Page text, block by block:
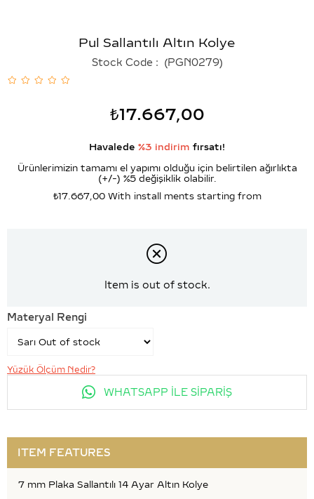
Pul Sallantılı Altın Kolye
Stock Code (PGN0279)
₺17.667,00
Havalede %3 indirim fırsatı!
Ürünlerimizin tamamı el yapımı olduğu için belirtilen ağırlıkta
(+/-) %5 değişiklik olabilir.
₺17.667,00 With install ments starting from
Item is out of stock.
Materyal Rengi
Yüzük Ölçüm Nedir?
WHATSAPP İLE SİPARİŞ
ITEM FEATURES
7 mm Plaka Sallantılı 14 Ayar Altın Kolye